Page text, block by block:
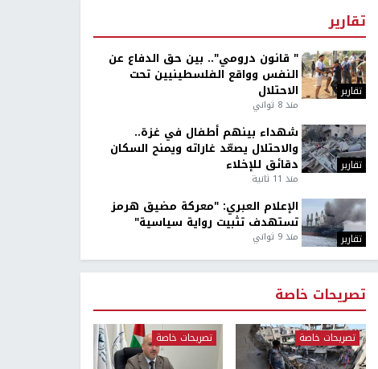
تقارير
تقارير
" قانون درومي".. بين حق الدفاع عن
النفس وواقع الفلسطينيين تحت
الاحتلال
منذ 8 ثواني
تقارير
شهداء بينهم أطفال في غزة..
والاحتلال يصعّد غاراته ويمنح السكان
دقائق للإخلاء
منذ 11 ثانية
تقارير
الإعلام العبري: "معركة مضيق هرمز
تستهدف تثبيت رواية سياسية"
منذ 9 ثواني
تصريحات خاصة
تصريحات خاصة تصريحات خاصة